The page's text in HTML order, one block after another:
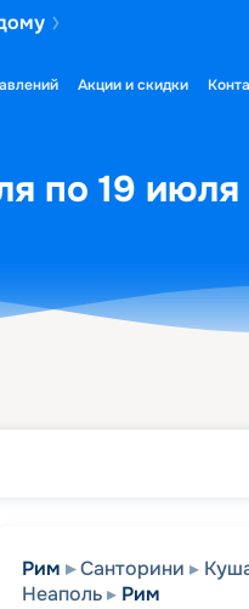
Акции и скидки
по 19
Рим Санторини
Неаполь
Рим